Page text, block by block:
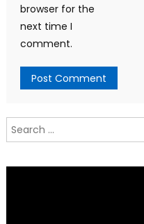
browser for the
next time I
comment.
Search
for: